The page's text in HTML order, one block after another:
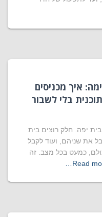
איך מכניסים
בלי לשבור
בית יפה. חלק רוצים בית
את שניהם, ועוד לקבל
כמעט בכל מצב. זה
Read